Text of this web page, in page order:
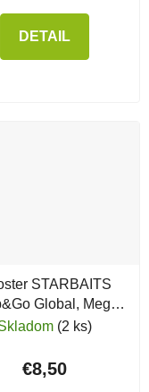
DETAIL
STARBAITS
Global, Mega
Fish(2 ks)
€8,50